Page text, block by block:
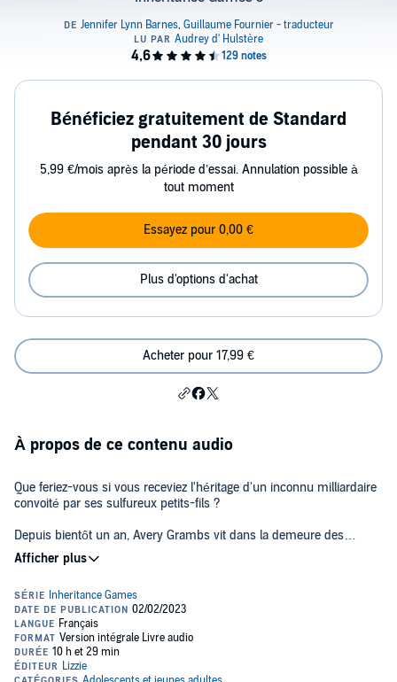
Bénéficiez gratuitement de Standard
pendant 30 jours
5,99 €/mois après la période d’essai. Annulation possible à
tout moment
Essayez pour 0,00 €
Plus d'options d'achat
Acheter pour 17,99 €
À propos de ce contenu audio
Que feriez-vous si vous receviez l'héritage d'un inconnu milliardaire
convoité par ses sulfureux petits-fils ?
Depuis bientôt un an, Avery Grambs vit dans la demeure des
Hawthorne. À présent majeure, elle va officiellement devenir
milliardaire.
façon dont une si jeune femme va gérer une fortune aussi
importante, une nouvelle venue prend ses quartiers entre les murs
de la maison Hawthorne et apporte avec elle son lot de tensions.
Serait-elle la pièce manquante de l'héritage d'Avery ?
Avery et les petits-fils Hawthorne ont une dernière énigme à